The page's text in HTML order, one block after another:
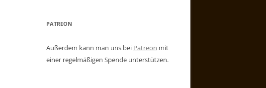
PATREON
Außerdem kann man uns bei Patreon mit
einer regelmäßigen Spende unterstützen.